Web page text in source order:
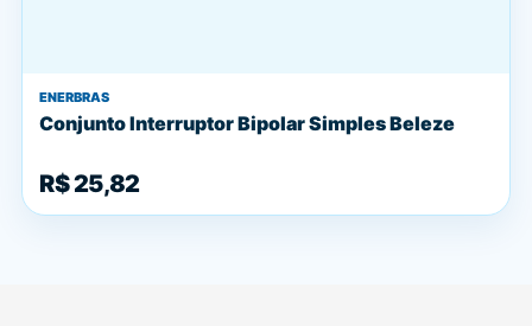
ENERBRAS
Conjunto Interruptor Bipolar Simples Beleze
R$ 25,82